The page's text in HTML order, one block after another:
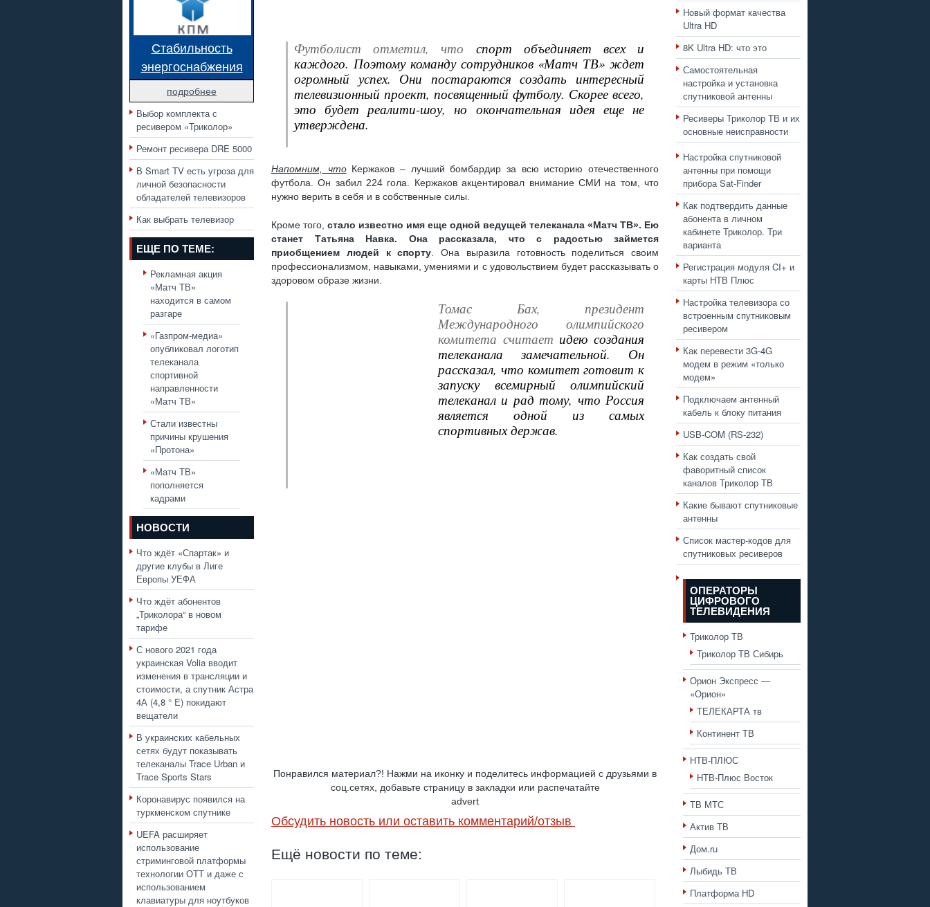
Стабильность
энергоснабжения
подробнее
Выбор комплекта с
ресивером «Триколор»
Ремонт ресивера DRE 5000
В Smart TV есть угроза для
личной безопасности
обладателей телевизоров
Как выбрать телевизор
ЕЩЕ ПО ТЕМЕ:
Рекламная акция
«Матч ТВ»
находится в самом
разгаре
«Газпром-медиа»
опубликовал логотип
телеканала
спортивной
направленности
«Матч ТВ»
Стали известны
причины крушения
«Протона»
«Матч ТВ»
пополняется
кадрами
НОВОСТИ
Что ждёт «Спартак» и
другие клубы в Лиге
Европы УЕФА
Что ждёт абонентов
„Триколора“ в новом
тарифе
С нового 2021 года
украинская Volia вводит
изменения в трансляции и
стоимости, а спутник Астра
4А (4,8 ° E) покидают
вещатели
В украинских кабельных
сетях будут показывать
телеканалы Trace Urban и
Trace Sports Stars
Коронавирус появился на
туркменском спутнике
UEFA расширяет
использование
стриминговой платформы
технологии ОТТ и даже с
использованием
клавиатуры для ноутбуков
Футболист отметил, что спорт объединяет всех и
каждого. Поэтому команду сотрудников «Матч ТВ» ждет
огромный успех. Они постараются создать интересный
телевизионный проект, посвященный футболу. Скорее всего,
это будет реалити-шоу, но окончательная идея еще не
утверждена.
Напомним, чтоКержаков – лучший бомбардир за всю историю отечественного
футбола. Он забил 224 гола. Кержаков акцентировал внимание СМИ на том, что
нужно верить в себя и в собственные силы.
Кроме того, стало известно имя еще одной ведущей телеканала «Матч ТВ». Ею
станет Татьяна Навка. Она рассказала, что с радостью займется
приобщением людей к спорту . Она выразила готовность поделиться своим
профессионализмом, навыками, умениями и с удовольствием будет рассказывать о
здоровом образе жизни.
Томас Бах, президент
Международного олимпийского
комитета считает идею создания
телеканала замечательной. Он
рассказал, что комитет готовит к
запуску всемирный олимпийский
телеканал и рад тому, что Россия
является одной из самых
спортивных держав.
Понравился материал?! Нажми на иконку и поделитесь информацией с друзьями в
соц.сетях, добавьте страницу в закладки или распечатайте
advert
Обсудить новость или оставить комментарий/отзыв
Ещё новости по теме:
Новый формат качества
Ultra HD
8K Ultra HD: что это
Самостоятельная
настройка и установка
спутниковой антенны
Ресиверы Триколор ТВ и их
основные неисправности
Настройка спутниковой
антенны при помощи
прибора Sat-Finder
Как подтвердить данные
абонента в личном
кабинете Триколор. Три
варианта
Регистрация модуля CI+ и
карты НТВ Плюс
Настройка телевизора со
встроенным спутниковым
ресивером
Как перевести 3G-4G
модем в режим «только
модем»
Подключаем антенный
кабель к блоку питания
USB-COM (RS-232)
Как создать свой
фаворитный список
каналов Триколор ТВ
Какие бывают спутниковые
антенны
Список мастер-кодов для
спутниковых ресиверов
ОПЕРАТОРЫ
ЦИФРОВОГО
ТЕЛЕВИДЕНИЯ
Триколор ТВ
Триколор ТВ Сибирь
Орион Экспресс —
«Орион»
ТЕЛЕКАРТА тв
Континент ТВ
НТВ-ПЛЮС
НТВ-Плюс Восток
ТВ МТС
Актив ТВ
Дом.ru
Лыбидь ТВ
Платформа HD